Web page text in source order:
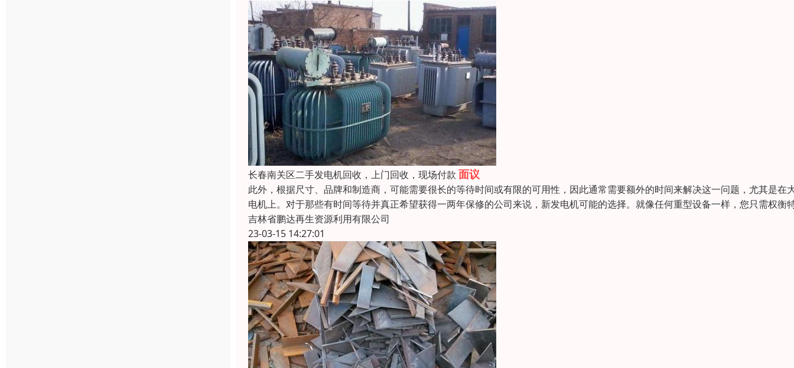
长春南关区二手发电机回收，上门回收，现场付款 面议
此外，根据尺寸、品牌和制造商，可能需要很长的等待时间或有限的可用性，因此通常需要额外的时间来解决这一问题，尤其是在
电机上。对于那些有时间等待并真正希望获得一两年保修的公司来说，新发电机可能的选择。就像任何重型设备一样，您只需权衡
吉林省鹏达再生资源利用有限公司
23-03-15 14:27:01